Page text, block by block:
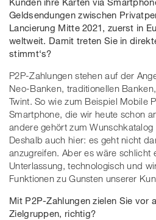
Geldsendungen zwischen
Lancierung Mitte 2021, zuerst in
weltweit. Damit treten Sie in
stimmt‘s?
P2P-Zahlungen stehen auf der
Neo-Banken, traditionellen
Twint. So wie zum Beispiel Mobile
Smartphone, die wir heute schon
andere gehört zum
Deshalb auch hier: es geht nicht
anzugreifen. Aber es wäre schlicht
Unterlassung, technologisch und
Funktionen zu Gunsten unserer
Mit P2P-Zahlungen zielen Sie vor
Zielgruppen, richtig?